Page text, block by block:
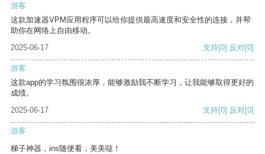
游客
这款加速器VPM应用程序可以给你提供最高速度和安全性的连接，并帮
助你在网络上自由移动。
2025-06-17
支持[0] 反对[0]
游客
这款app的学习氛围很浓厚，能够激励我不断学习，让我能够取得更好的
成绩。
2025-06-17
支持[0] 反对[0]
游客
梯子神器，ins随便看，美美哒！